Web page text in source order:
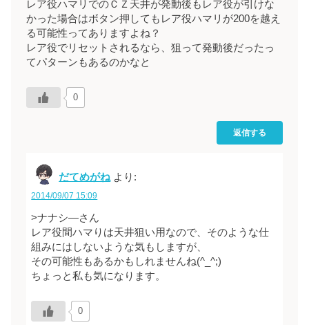
レア役ハマリでのＣＺ天井が発動後もレア役が引けな
かった場合はボタン押してもレア役ハマリが200を越え
る可能性ってありますよね？
レア役でリセットされるなら、狙って発動後だったっ
てパターンもあるのかなと
0
返信する
だてめがね より:
2014/09/07 15:09
>ナナシ―さん
レア役間ハマりは天井狙い用なので、そのような仕
組みにはしないような気もしますが、
その可能性もあるかもしれませんね(^_^;)
ちょっと私も気になります。
0